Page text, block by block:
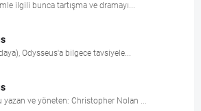
ilgili bunca tartışma ve dramayı...
Odysseus'a bilgece tavsiyele...
yazan ve yöneten: Christopher Nolan ...